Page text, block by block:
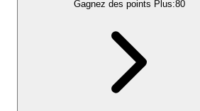
Gagnez des points Plus:80